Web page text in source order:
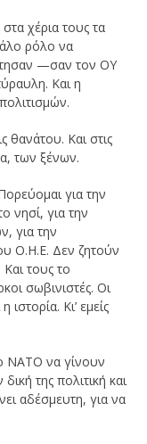
χέρια τους τα
ρόλο να
—σαν τον ΟΥ
Και η
Και στις
των ξένων.
για την
νησί, για την
για την
Ο.Η.Ε. Δεν ζητούν
τους το
σωβινιστές. Οι
ιστορία. Κι’ εμείς
ΝΑΤΟ να γίνουν
της πολιτική και
αδέσμευτη, για να